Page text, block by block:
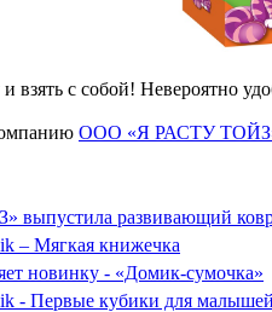
взять с собой! Невероятно
ООО «Я РАСТУ
развивающий
– Мягкая книжечка
новинку - «Домик-сумочка»
- Первые кубики для малышей